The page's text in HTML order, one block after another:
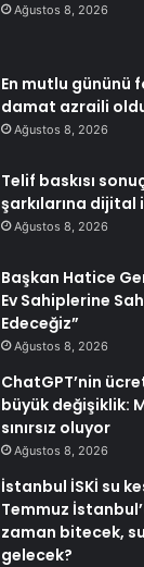
Ağustos 8, 2026
En mutlu gününü
damat azraili
Ağustos 8, 2026
Telif baskısı
şarkılarına dijital
Ağustos 8, 2026
Başkan Hatice
Ev Sahiplerine
Edeceğiz”
Ağustos 8, 2026
ChatGPT’nin
büyük değişiklik:
sınırsız oluyor
Ağustos 8, 2026
İstanbul İSKİ su
Temmuz
zaman bitecek,
gelecek?